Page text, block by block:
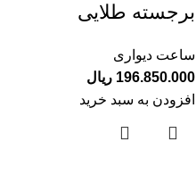
برجسته طلایی
ساعت دیواری
196.850.000 ریال
افزودن به سبد خرید